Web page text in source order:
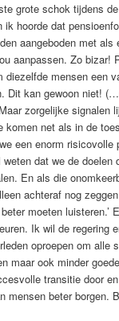
grote schok tijdens de
ik hoorde dat
aangeboden met als
aanpassen. Zo bizar!
diezelfde mensen een
Dit kan gewoon niet!
zorgelijke signalen
komen net als in de
een enorm risicovolle
dat we de doelen
En als die
achteraf nog zeggen
moeten luisteren.’
Ik wil de regering
oproepen om alle
maar ook minder
transitie door
mensen beter borgen.